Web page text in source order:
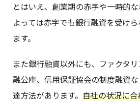
とはいえ、創業期の赤字や一時的
よっては赤字でも銀行融資を受け
ます。
また銀行融資以外にも、ファクタ
融公庫、信用保証協会の制度融資
達方法があります。自社の状況に